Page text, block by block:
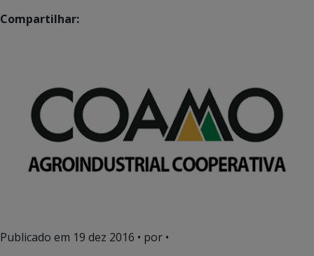
Compartilhar:
Publicado em 19 dez 2016 • por •